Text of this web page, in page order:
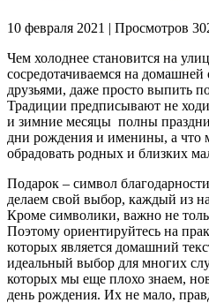
10 февраля 2021 | Просмотров
Чем холоднее становится на
сосредотачиваемся на домашней
друзьями, даже просто выпить
Традиции предписывают не
и зимние месяцы полны
дни рождения и именины, а что
обрадовать родных и близких
Подарок – символ
делаем свой выбор, каждый из
Кроме символики, важно не
Поэтому ориентируйтесь на
которых является домашний
идеальный выбор для многих
которых мы еще плохо знаем,
день рождения. Их не мало,